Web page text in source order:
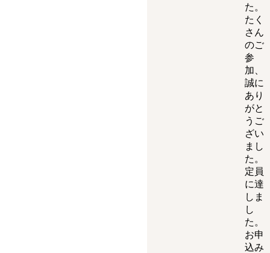
た。
たく
さん
のご
参
加、
誠に
あり
がと
うご
ざい
まし
た。
定員
に達
しま
し
た。
お申
込み